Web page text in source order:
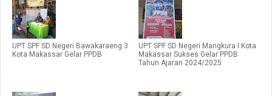
UPT SPF SD Negeri Bawakaraeng 3
Kota Makassar Gelar PPDB
UPT SPF SD Negeri Mangkura I Kota
Makassar Sukses Gelar PPDB
Tahun Ajaran 2024/2025